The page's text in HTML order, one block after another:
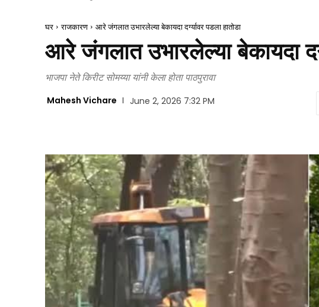
घर राजकारण आरे जंगलात उभारलेल्या बेकायदा दर्ग्यावर पडला हातोडा
आरे जंगलात उभारलेल्या बेकायदा
भाजपा नेते किरीट सोमय्या यांनी केला होता पाठपुरावा
Mahesh Vichare June 2, 2026 7:32 PM